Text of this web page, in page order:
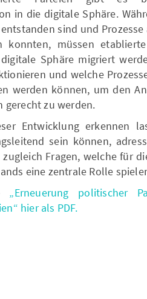
in die digitale Sphäre.
sind und Prozesse
müssen
Sphäre migriert
und welche
werden können, um den
gerecht zu werden.
Entwicklung erkennen
sein können,
Fragen, welche für
eine zentrale Rolle
„Erneuerung politischer
hier als PDF.